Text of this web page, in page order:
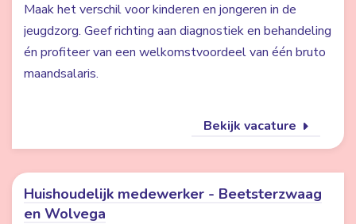
Maak het verschil voor kinderen en jongeren in de
jeugdzorg. Geef richting aan diagnostiek en behandeling
én profiteer van een welkomstvoordeel van één bruto
maandsalaris.
Bekijk vacature
Huishoudelijk medewerker - Beetsterzwaag
en Wolvega